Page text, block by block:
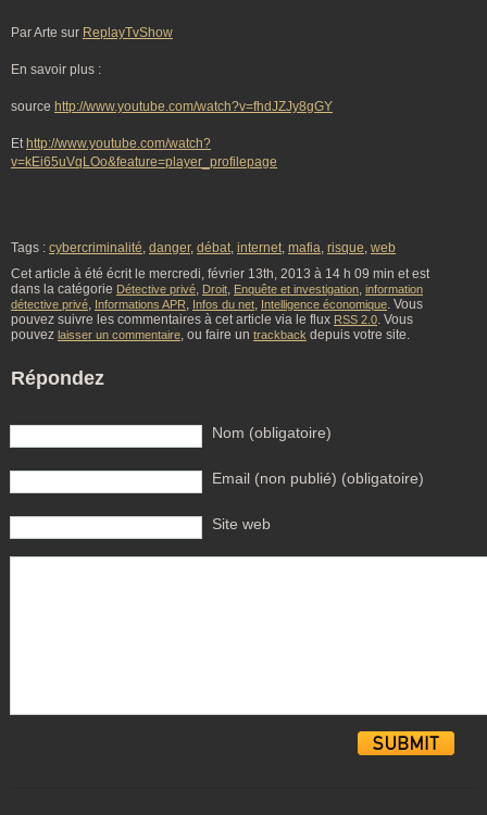
Par Arte sur ReplayTvShow
En savoir plus :
source http://www.youtube.com/watch?v=fhdJZJy8gGY
Et http://www.youtube.com/watch?
v=kEi65uVqLOo&feature=player_profilepage
Tags : cybercriminalité, danger, débat, internet, mafia, risque, web
Cet article à été écrit le mercredi, février 13th, 2013 à 14 h 09 min et est
dans la catégorie Détective privé, Droit, Enquête et investigation, information
détective privé, Informations APR, Infos du net, Intelligence économique. Vous
pouvez suivre les commentaires à cet article via le flux RSS 2.0. Vous
pouvez laisser un commentaire, ou faire un trackback depuis votre site.
Répondez
Nom (obligatoire)
Email (non publié) (obligatoire)
Site web